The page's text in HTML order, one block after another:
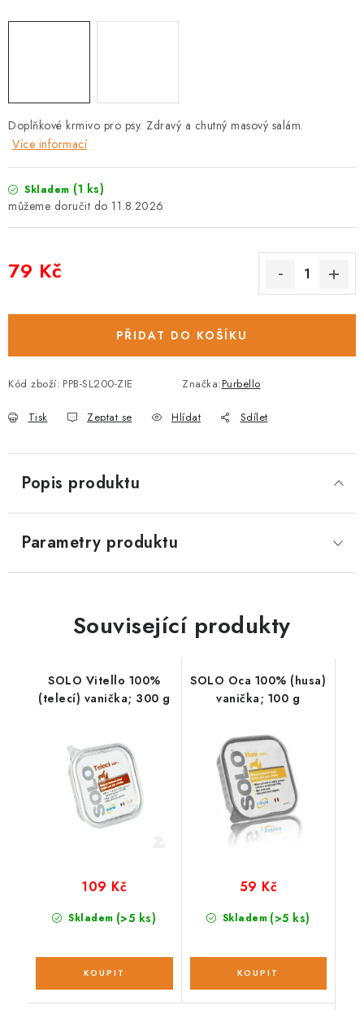
Výměna, vrácení a reklamace
FAQ
Doplňkové krmivo pro psy. Zdravý a chutný masový salám.
Více informací
Skladem (1 ks)
11.8.2026
79 Kč
PŘIDAT DO KOŠÍKU
Kód zboží: PPB-SL200-ZIE Značka:Purbello
Tisk Zeptat se Hlídat Sdílet
Popis produktu
Parametry produktu
Související produkty
SOLO Vitello 100%
(telecí) vanička; 300 g
Skladem (>5 ks)
109 Kč
SOLO Oca 100% (husa)
vanička; 100 g
Skladem (>5 ks)
59 Kč